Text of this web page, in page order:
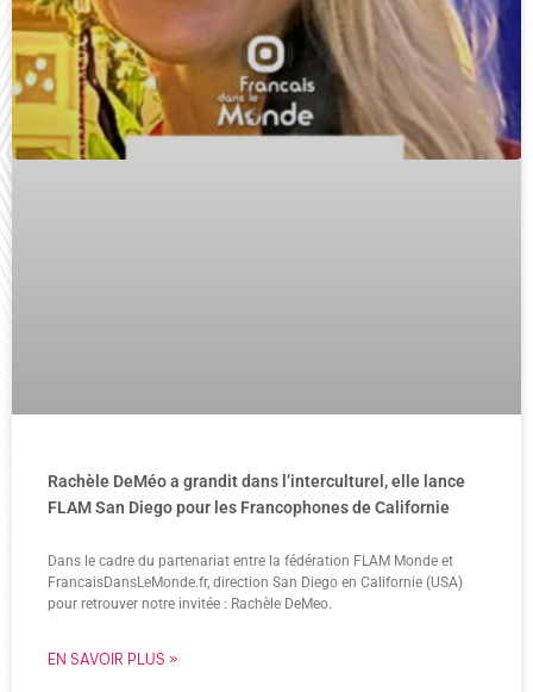
Rachèle DeMéo a grandit dans l’interculturel, elle lance
FLAM San Diego pour les Francophones de Californie
Dans le cadre du partenariat entre la fédération FLAM Monde et
FrancaisDansLeMonde.fr, direction San Diego en Californie (USA)
pour retrouver notre invitée : Rachèle DeMeo.
EN SAVOIR PLUS »